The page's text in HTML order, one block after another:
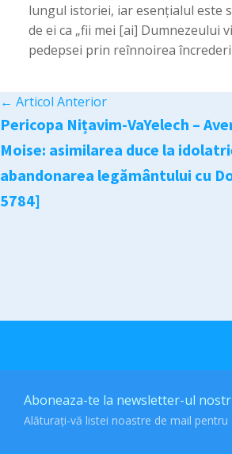
lungul istoriei, iar esențialul este
de ei ca „fii mei [ai] Dumnezeului
pedepsei prin reînnoirea
← Articol Anterior
Pericopa Nițavim-VaYelech –
Moise: asimilarea duce la
abandonarea legământului cu
5784]
Aboneaza-te la newsletter-ul
Alăturați-vă listei noastre de mail